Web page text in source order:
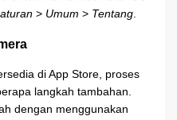
> Umum > Tentang.
di App Store, proses
langkah tambahan.
dengan menggunakan